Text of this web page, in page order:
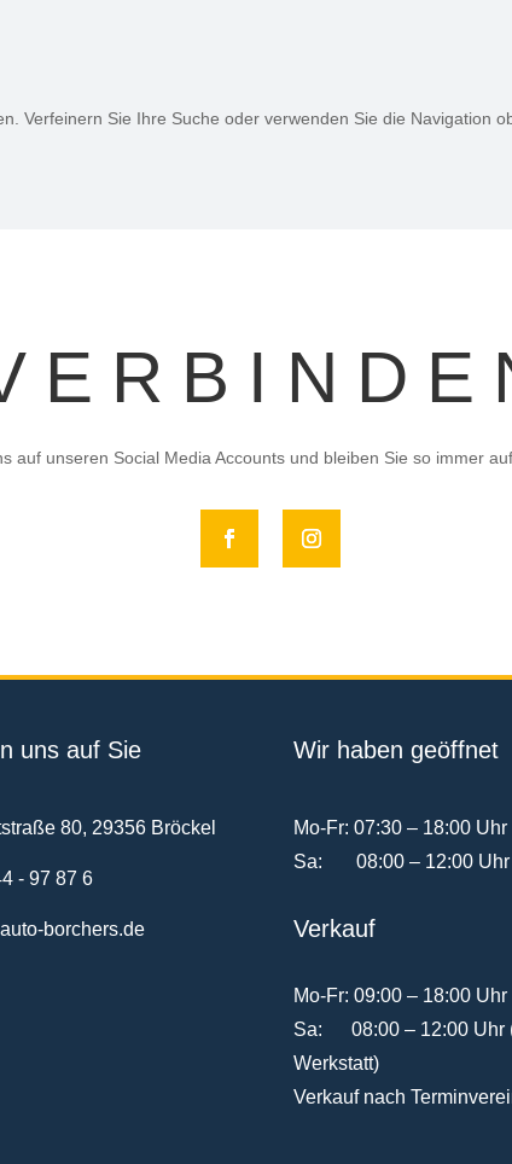
Verfeinern Sie Ihre Suche oder verwenden Sie die Navigation
auf unseren Social Media Accounts und bleiben Sie so immer
uns auf Sie
80, 29356 Bröckel
- 97 87 6
borchers.de
Wir haben geöffnet
Mo-Fr: 07:30 – 18:00 Uhr
Sa: 08:00 – 12:00 Uhr
Verkauf
Mo-Fr: 09:00 – 18:00 Uhr
Sa: 08:00 – 12:00 Uhr
Werkstatt)
Verkauf nach